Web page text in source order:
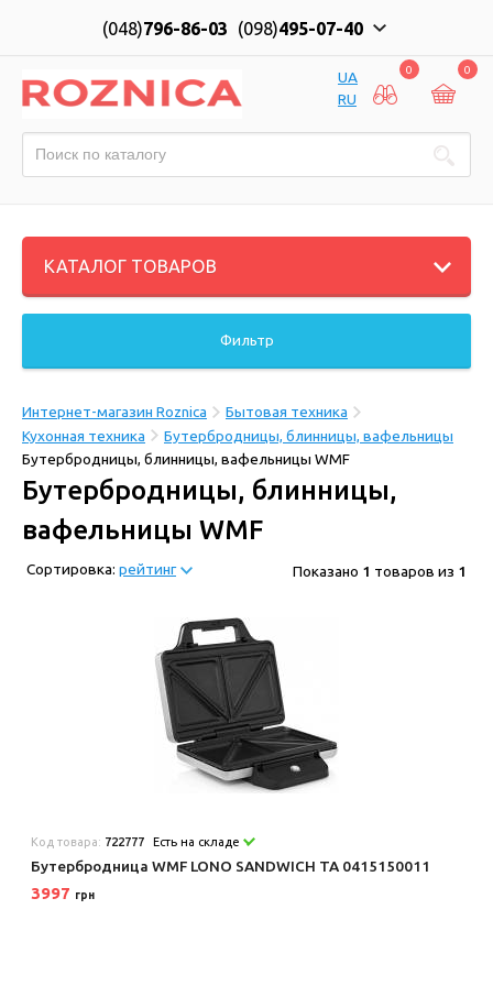
(048)796-86-03 (098)495-07-40
UA
RU
0 0
КАТАЛОГ ТОВАРОВ
Фильтр
Интернет-магазин Roznica
Бытовая техника
Кухонная техника
Бутербродницы, блинницы, вафельницы
Бутербродницы, блинницы, вафельницы WMF
Бутербродницы, блинницы,
вафельницы WMF
Сортировка: рейтинг Показано 1 товаров из 1
Код товара: 722777 Есть на складе
Бутербродница WMF LONO SANDWICH TA 0415150011
3997 грн